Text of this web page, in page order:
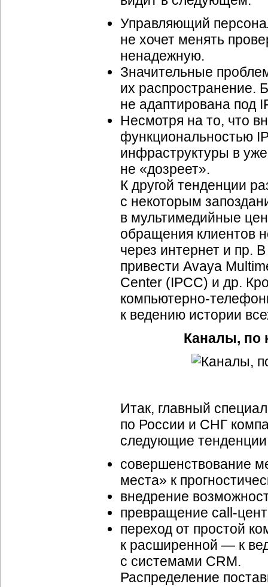
Управляющий
не хочет менять
ненадежную.
Значительные
их распространение.
не адаптирована под
Несмотря на то, что
функциональностью
инфраструктуры в
не «дозреет».
К другой тенденции
с некоторым
в мультимедийные
обращения клиентов
через интернет и пр.
привести Avaya
Center (IPCC) и др.
компьютерно-
к ведению истории
Каналы, по
Итак, главный
по России и СНГ
следующие
совершенствование
места» к
внедрение
превращение call-
переход от простой
к расширенной — к
с системами CRM.
Распределение